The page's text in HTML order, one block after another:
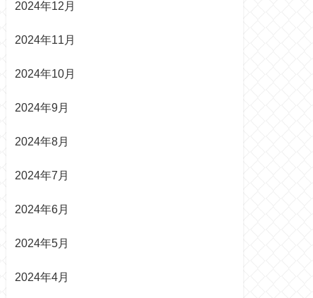
2024年12月
2024年11月
2024年10月
2024年9月
2024年8月
2024年7月
2024年6月
2024年5月
2024年4月